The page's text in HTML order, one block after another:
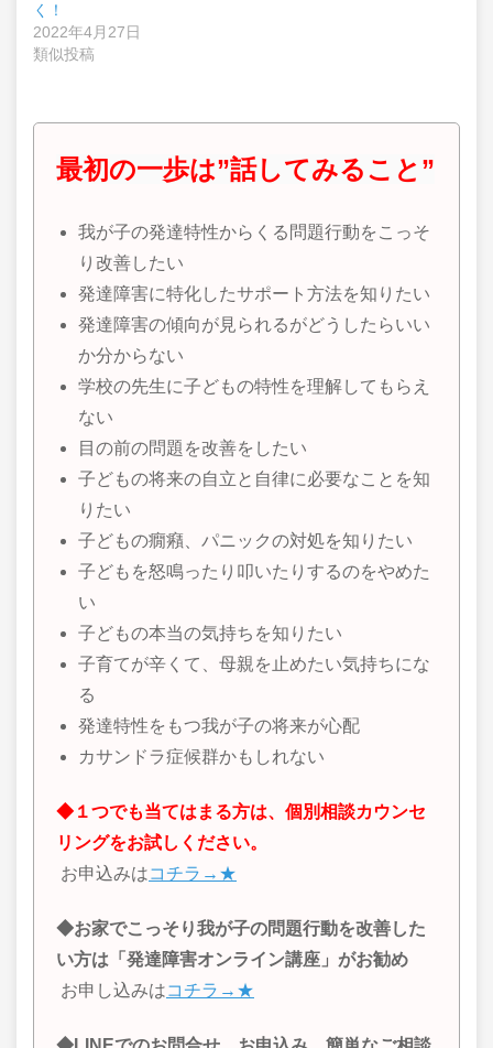
く！
2022年4月27日
類似投稿
最初の一歩は”話してみること”
我が子の発達特性からくる問題行動をこっそ
り改善したい
発達障害に特化したサポート方法を知りたい
発達障害の傾向が見られるがどうしたらいい
か分からない
学校の先生に子どもの特性を理解してもらえ
ない
目の前の問題を改善をしたい
子どもの将来の自立と自律に必要なことを知
りたい
子どもの癇癪、パニックの対処を知りたい
子どもを怒鳴ったり叩いたりするのをやめた
い
子どもの本当の気持ちを知りたい
子育てが辛くて、母親を止めたい気持ちにな
る
発達特性をもつ我が子の将来が心配
カサンドラ症候群かもしれない
◆１つでも当てはまる方は、個別相談カウンセ
リングをお試しください。
お申込みはコチラ→★
◆お家でこっそり我が子の問題行動を改善した
い方は「発達障害オンライン講座」がお勧め
お申し込みはコチラ→★